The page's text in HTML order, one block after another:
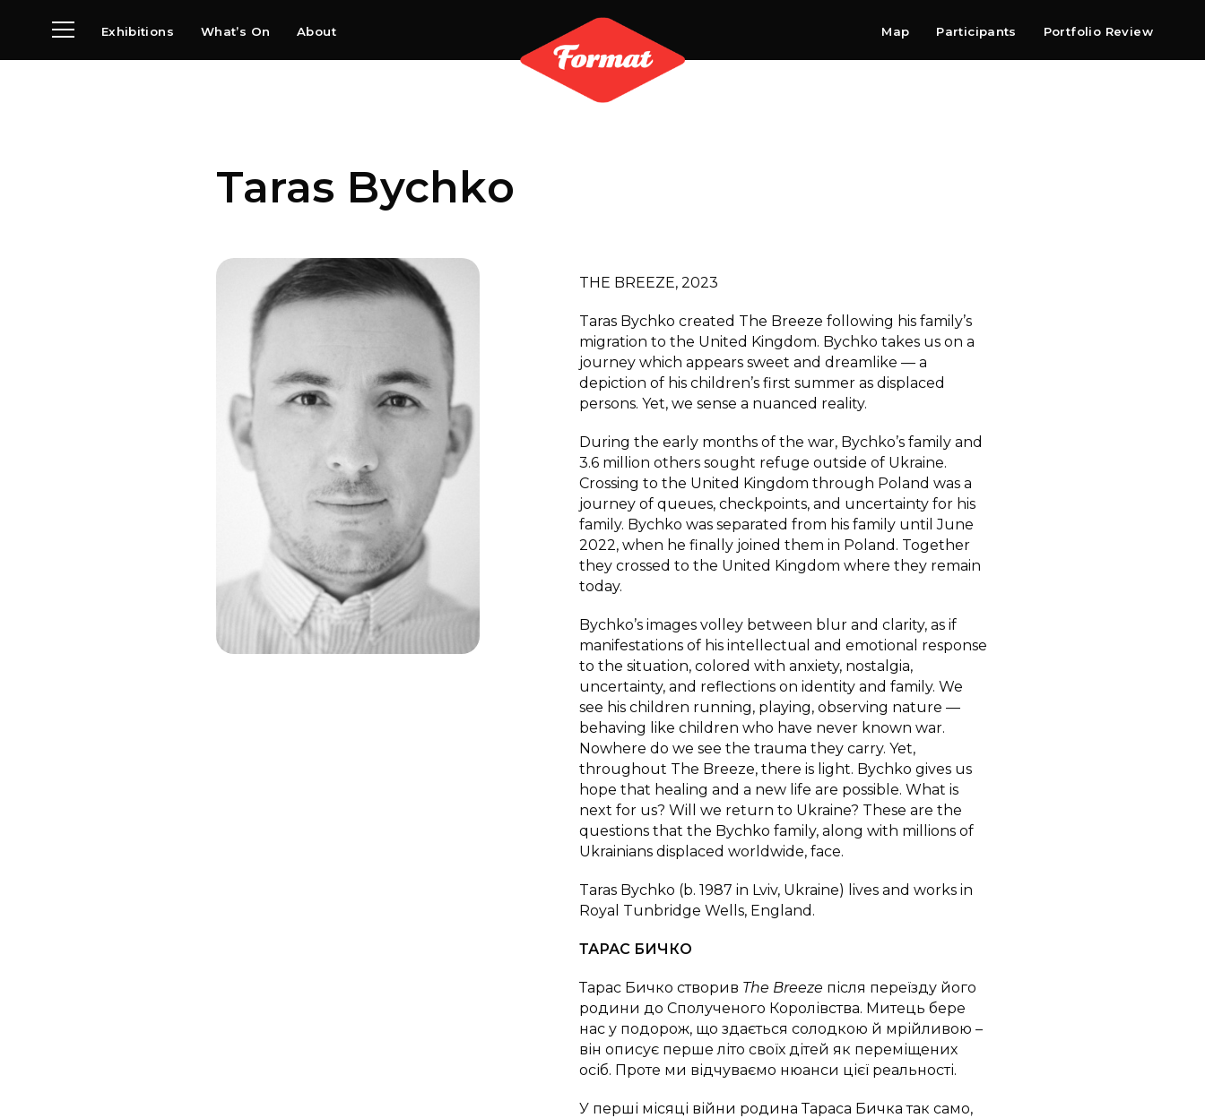
Exhibitions What’s On About Map Participants
Portfolio Review
Taras Bychko
THE BREEZE, 2023
Taras Bychko created The Breeze following his family’s
migration to the United Kingdom. Bychko takes us on a
journey which appears sweet and dreamlike — a
depiction of his children’s first summer as displaced
persons. Yet, we sense a nuanced reality.
During the early months of the war, Bychko’s family and
3.6 million others sought refuge outside of Ukraine.
Crossing to the United Kingdom through Poland was a
journey of queues, checkpoints, and uncertainty for his
family. Bychko was separated from his family until June
2022, when he finally joined them in Poland. Together
they crossed to the United Kingdom where they remain
today.
Bychko’s images volley between blur and clarity, as if
manifestations of his intellectual and emotional response
to the situation, colored with anxiety, nostalgia,
uncertainty, and reflections on identity and family. We
see his children running, playing, observing nature —
behaving like children who have never known war.
Nowhere do we see the trauma they carry. Yet,
throughout The Breeze, there is light. Bychko gives us
hope that healing and a new life are possible. What is
next for us? Will we return to Ukraine? These are the
questions that the Bychko family, along with millions of
Ukrainians displaced worldwide, face.
Taras Bychko (b. 1987 in Lviv, Ukraine) lives and works in
Royal Tunbridge Wells, England.
ТАРАС БИЧКО
Тарас Бичко створив The Breeze після переїзду його
родини до Сполученого Королівства. Митець бере
нас у подорож, що здається солодкою й мрійливою –
він описує перше літо своїх дітей як переміщених
осіб. Проте ми відчуваємо нюанси цієї реальності.
У перші місяці війни родина Тараса Бичка так само,